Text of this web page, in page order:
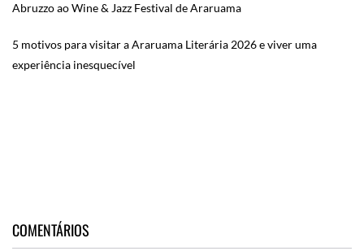
Abruzzo ao Wine & Jazz Festival de Araruama
5 motivos para visitar a Araruama Literária 2026 e viver uma
experiência inesquecível
COMENTÁRIOS